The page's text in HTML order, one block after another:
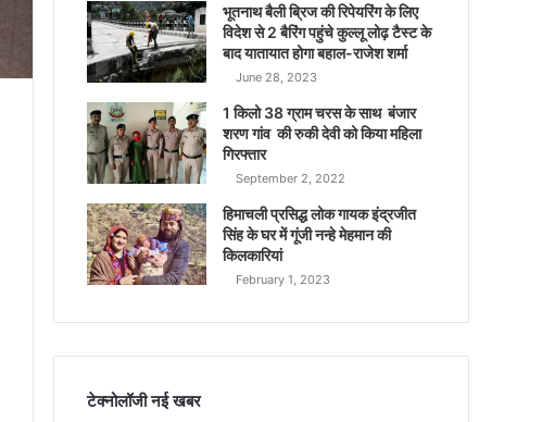
भूतनाथ बैली ब्रिज की रिपेयरिंग के लिए
विदेश से 2 बैरिंग पहुंचे कुल्लू लोढ़ टैस्ट के
बाद यातायात होगा बहाल-राजेश शर्मा
June 28, 2023
1 किलो 38 ग्राम चरस के साथ बंजार
शरण गांव की रुकी देवी को किया महिला
गिरफ्तार
September 2, 2022
हिमाचली प्रसिद्ध लोक गायक इंद्रजीत
सिंह के घर में गूंजी नन्हे मेहमान की
किलकारियां
February 1, 2023
टेक्नोलॉजी नई खबर